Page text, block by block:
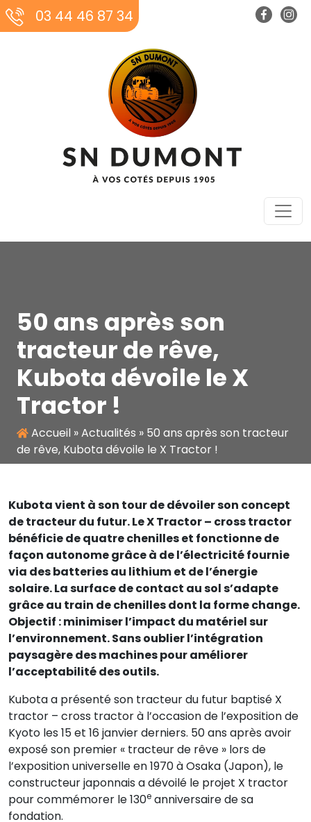
03 44 46 87 34
50 ans après son
tracteur de rêve,
Kubota dévoile le X
Tractor !
Accueil »Actualités » 50 ans après son tracteur
de rêve, Kubota dévoile le X Tractor !
Kubota vient à son tour de dévoiler son concept
de tracteur du futur. Le X Tractor – cross tractor
bénéficie de quatre chenilles et fonctionne de
façon autonome grâce à de l’électricité fournie
via des batteries au lithium et de l’énergie
solaire. La surface de contact au sol s’adapte
grâce au train de chenilles dont la forme change.
Objectif : minimiser l’impact du matériel sur
l’environnement. Sans oublier l’intégration
paysagère des machines pour améliorer
l’acceptabilité des outils.
Kubota a présenté son tracteur du futur baptisé X
tractor – cross tractor à l’occasion de l’exposition de
Kyoto les 15 et 16 janvier derniers. 50 ans après avoir
exposé son premier « tracteur de rêve » lors de
l’exposition universelle en 1970 à Osaka (Japon), le
constructeur japonnais a dévoilé le projet X tractor
pour commémorer le 130e anniversaire de sa
fondation.